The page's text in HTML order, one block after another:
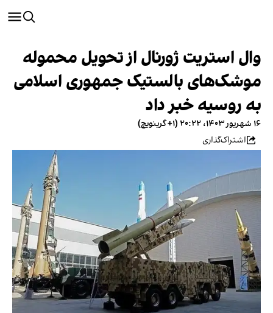
وال استریت ژورنال از تحویل محموله
موشک‌های بالستیک جمهوری اسلامی
به روسیه خبر داد
۱۶ شهریور ۱۴۰۳، ۲۰:۲۲ (‎+۱ گرینویچ)
اشتراک‌گذاری